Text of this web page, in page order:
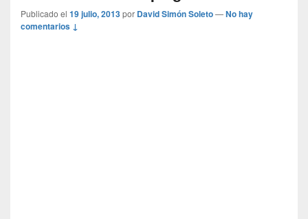
Publicado el 19 julio, 2013por David Simón Soleto—No hay
comentarios ↓